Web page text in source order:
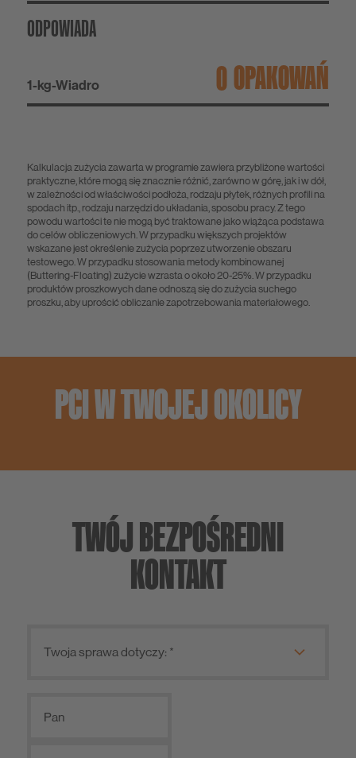
ODPOWIADA
1-kg-Wiadro OPAKOWAŃ
Kalkulacja zużycia zawarta w programie zawiera przybliżone wartości
praktyczne, które mogą się znacznie różnić, zarówno w górę, jak i w dół,
w zależności od właściwości podłoża, rodzaju płytek, różnych profili na
spodach itp., rodzaju narzędzi do układania, sposobu pracy. Z tego
powodu wartości te nie mogą być traktowane jako wiążąca podstawa
do celów obliczeniowych. W przypadku większych projektów
wskazane jest określenie zużycia poprzez utworzenie obszaru
testowego. W przypadku stosowania metody kombinowanej
(Buttering-Floating) zużycie wzrasta o około 20-25%. W przypadku
produktów proszkowych dane odnoszą się do zużycia suchego
proszku, aby uprościć obliczanie zapotrzebowania materiałowego.
PCI W TWOJEJ OKOLICY
TWÓJ BEZPOŚREDNI
KONTAKT
Pan